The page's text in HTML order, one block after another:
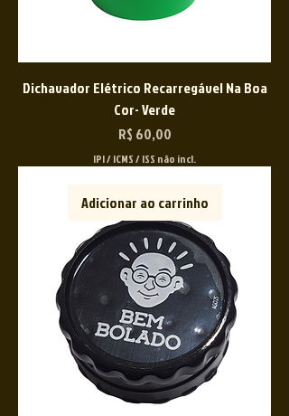
Dichavador Elétrico Recarregável Na Boa
Cor- Verde
Preço
R$ 60,00
IPI / ICMS / ISS não incl.
Adicionar ao carrinho